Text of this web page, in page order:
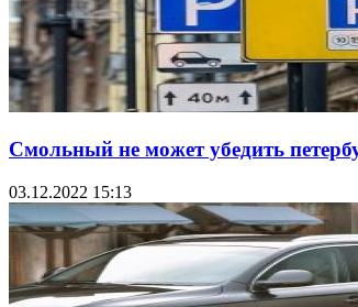
Смольный не может убедить
03.12.2022 15:13